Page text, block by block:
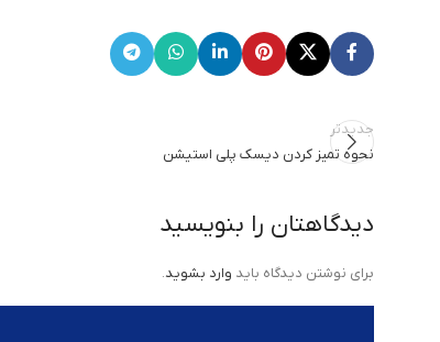
جدیدتر
نحوه تمیز کردن دیسک پلی استیشن
دیدگاهتان را بنویسید
برای نوشتن دیدگاه باید وارد بشوید.